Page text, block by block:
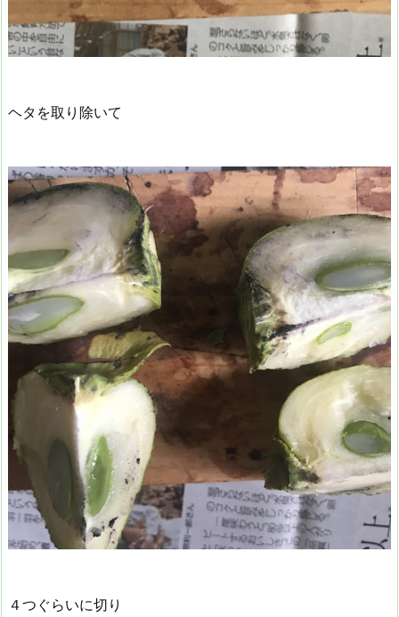
ヘタを取り除いて
４つぐらいに切り